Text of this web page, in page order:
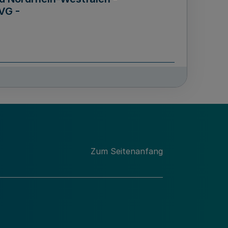
-
Männern für das Land
Zum Seitenanfang